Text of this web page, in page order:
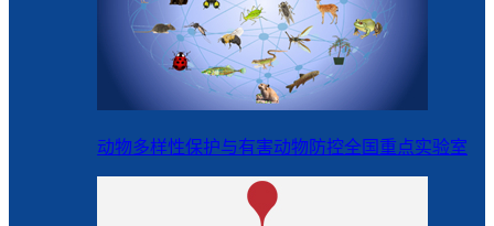
动物多样性保护与有害动物防控全国重点实验室